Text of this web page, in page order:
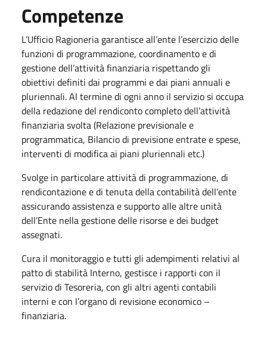
Competenze
L’Ufficio Ragioneria garantisce all’ente l’esercizio delle
funzioni di programmazione, coordinamento e di
gestione dell’attività finanziaria rispettando gli
obiettivi definiti dai programmi e dai piani annuali e
pluriennali. Al termine di ogni anno il servizio si occupa
della redazione del rendiconto completo dell’attività
finanziaria svolta (Relazione previsionale e
programmatica, Bilancio di previsione entrate e spese,
interventi di modifica ai piani pluriennali etc.)
Svolge in particolare attività di programmazione, di
rendicontazione e di tenuta della contabilità dell’ente
assicurando assistenza e supporto alle altre unità
dell’Ente nella gestione delle risorse e dei budget
assegnati.
Cura il monitoraggio e tutti gli adempimenti relativi al
patto di stabilità Interno, gestisce i rapporti con il
servizio di Tesoreria, con gli altri agenti contabili
interni e con l’organo di revisione economico –
finanziaria.